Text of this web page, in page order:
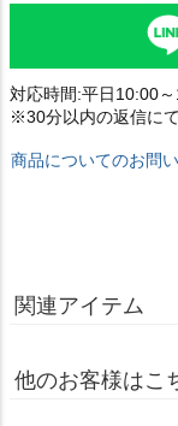
対応時間:平日10:00
※30分以内の返信にて
商品についてのお問
関連アイテム
他のお客様はこ